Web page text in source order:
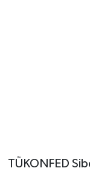
TÜKONFED